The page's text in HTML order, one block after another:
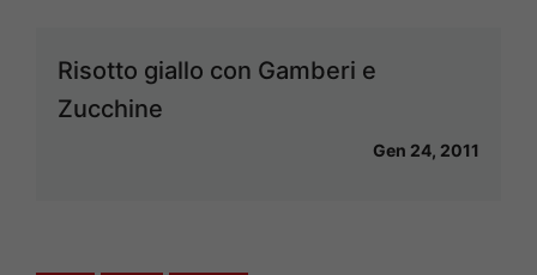
Risotto giallo con Gamberi e
Zucchine
Gen 24, 2011